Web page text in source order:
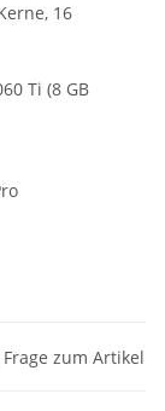
16
Ti (8 GB
Frage zum Artikel